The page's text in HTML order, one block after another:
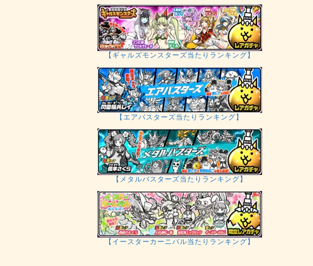
【ギャルズモンスターズ当たりランキング】
【エアバスターズ当たりランキング】
【メタルバスターズ当たりランキング】
【イースターカーニバル当たりランキング】